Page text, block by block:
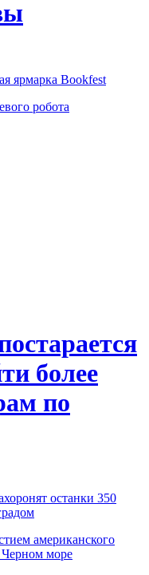
ярмарка Bookfest
робота
более
по
останки 350
американского
Черном море